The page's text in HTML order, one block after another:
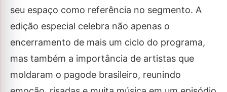
seu espaço como referência no segmento. A
edição especial celebra não apenas o
encerramento de mais um ciclo do programa,
mas também a importância de artistas que
moldaram o pagode brasileiro, reunindo